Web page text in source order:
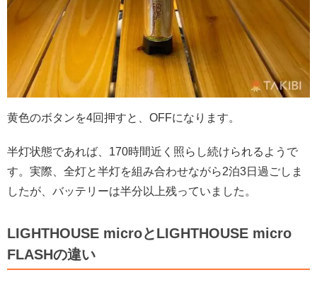
黄色のボタンを4回押すと、OFFになります。
半灯状態であれば、170時間近く照らし続けられるようで
す。実際、全灯と半灯を組み合わせながら2泊3日過ごしま
したが、バッテリーは半分以上残っていました。
LIGHTHOUSE microとLIGHTHOUSE micro
FLASHの違い